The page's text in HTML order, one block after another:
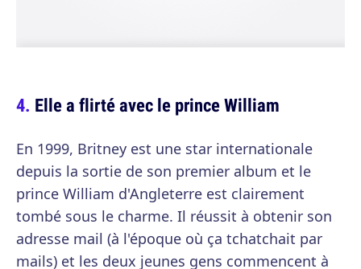
Elle a flirté avec le prince William
En 1999, Britney est une star internationale
depuis la sortie de son premier album et le
prince William d'Angleterre est clairement
tombé sous le charme. Il réussit à obtenir son
adresse mail (à l'époque où ça tchatchait par
mails) et les deux jeunes gens commencent à